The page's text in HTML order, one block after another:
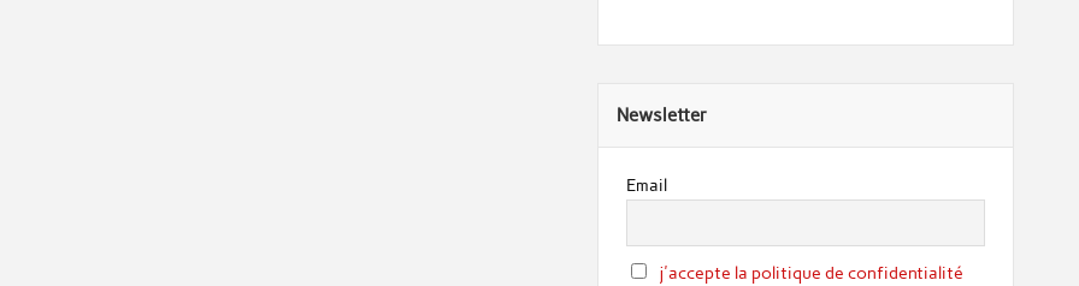
Newsletter
Email
j'accepte la politique de confidentialité